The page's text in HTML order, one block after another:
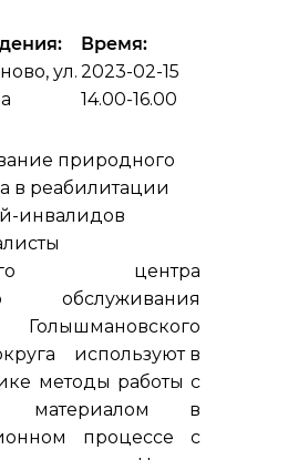
ул.
Время:
2023-02-15
14.00-16.00
природного
в реабилитации
инвалидов
центра
обслуживания
используют в
методы работы с
материалом в
процессе с